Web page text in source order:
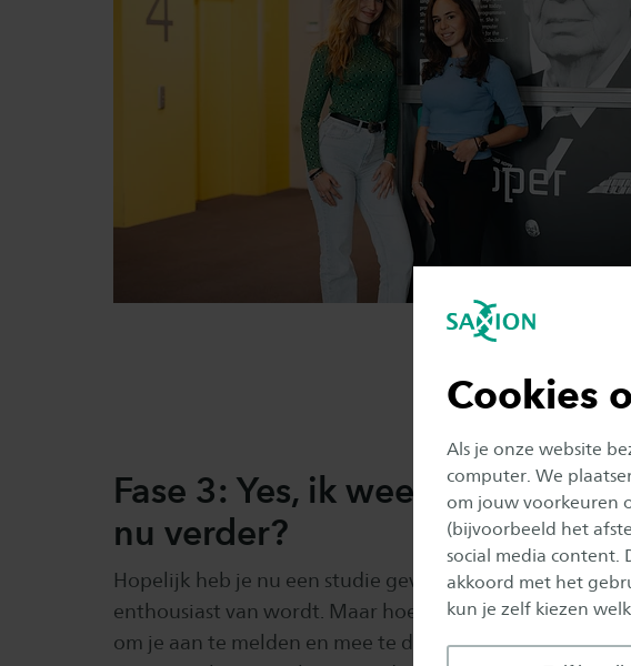
Cookies
Als je onze website
computer. We
om jouw voorkeuren
(bijvoorbeeld het
social media content.
akkoord met het
kun je zelf kiezen
Fase 3: Yes, ik weet wat ik wil!
nu verder?
Hopelijk heb je nu een studie gevonden waar je in ieder
enthousiast van wordt. Maar hoe gaat het dan verder?
om je aan te melden en mee te doen met Meet & Greet!